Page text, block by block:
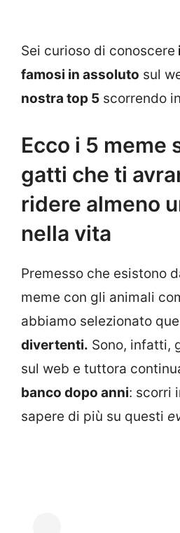
Sei curioso di conoscere
famosi in assoluto sul
nostra top 5 scorrendo
Ecco i 5 meme
gatti che ti
ridere almeno
nella vita
Premesso che esistono
meme con gli animali
abbiamo selezionato
divertenti. Sono, infatti,
sul web e tuttora
banco dopo anni: scorri
sapere di più su questi